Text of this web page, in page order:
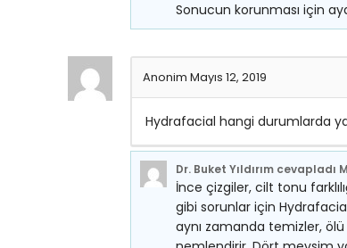
Sonucun korunması için
Anonim Mayıs 12, 2019
Hydrafacial hangi durumlarda
Dr. Buket Yıldırım cevapladı
İnce çizgiler, cilt tonu
gibi sorunlar için
aynı zamanda temizler,